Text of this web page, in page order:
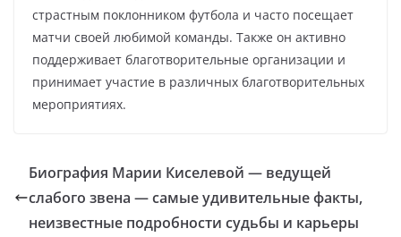
страстным поклонником футбола и часто посещает
матчи своей любимой команды. Также он активно
поддерживает благотворительные организации и
принимает участие в различных благотворительных
мероприятиях.
Биография Марии Киселевой — ведущей
слабого звена — самые удивительные факты,
неизвестные подробности судьбы и карьеры